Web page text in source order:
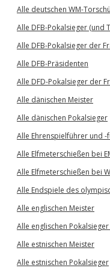
Alle deutschen WM-
Alle DFB-Pokalsieger (und
Alle DFB-Pokalsieger der
Alle DFB-Präsidenten
Alle DFD-Pokalsieger der
Alle dänischen Meister
Alle dänischen Pokalsieger
Alle Ehrenspielführer und -
Alle Elfmeterschießen bei
Alle Elfmeterschießen bei
Alle Endspiele des
Alle englischen Meister
Alle englischen
Alle estnischen Meister
Alle estnischen Pokalsieger